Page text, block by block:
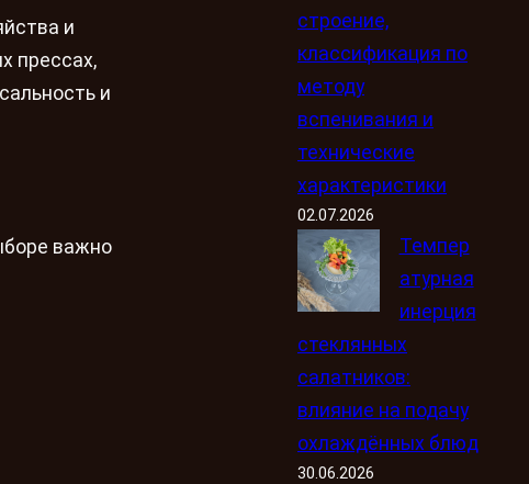
и
прессах,
и
важно
строение,
классификация по
методу
вспенивания и
технические
характеристики
02.07.2026
Темпер
атурная
инерция
стеклянных
салатников:
влияние на подачу
охлаждённых блюд
30.06.2026